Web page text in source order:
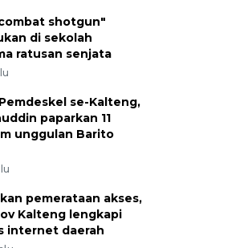
shotgun"
di sekolah
ratusan senjata
se-Kalteng,
paparkan 11
unggulan Barito
pemerataan akses,
Kalteng lengkapi
internet daerah